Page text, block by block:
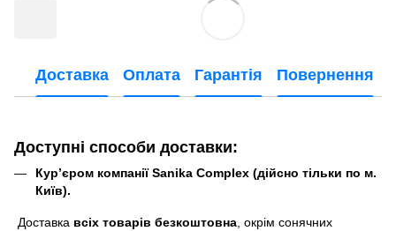
Доставка Оплата Гарантія Повернення
Доступні способи доставки:
Кур’єром компанії Sanika Complex (дійсно тільки по м.
Київ).
Доставка всіх товарів безкоштовна , окрім сонячних